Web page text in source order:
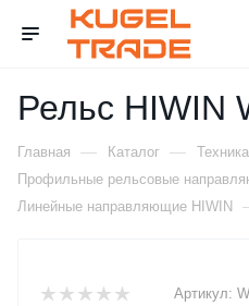
Рельс HIWIN
Главная — Каталог —
Профильные рельсовые
Линейные направляющие HIWIN
Артикул: